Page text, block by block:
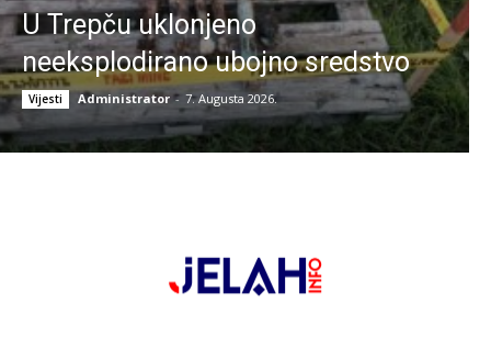
U Trepču uklonjeno
neeksplodirano ubojno sredstvo
Vijesti Administrator - 7. Augusta 2026.